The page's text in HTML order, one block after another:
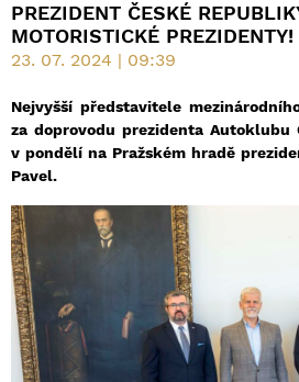
PREZIDENT ČESKÉ
MOTORISTICKÉ PREZIDENTY!
23. 07. 2024 | 09:39
Nejvyšší představitele
za doprovodu prezidenta
v pondělí na Pražském hradě
Pavel.